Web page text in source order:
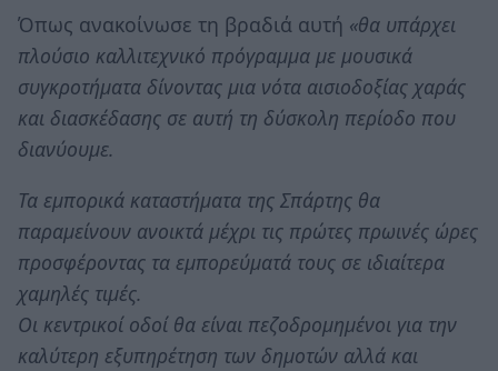
Όπως ανακοίνωσε τη βραδιά αυτή «θα υπάρχει
πλούσιο καλλιτεχνικό πρόγραμμα με μουσικά
συγκροτήματα δίνοντας μια νότα αισιοδοξίας χαράς
και διασκέδασης σε αυτή τη δύσκολη περίοδο που
διανύουμε.
Τα εμπορικά καταστήματα της Σπάρτης θα
παραμείνουν ανοικτά μέχρι τις πρώτες πρωινές ώρες
προσφέροντας τα εμπορεύματά τους σε ιδιαίτερα
χαμηλές τιμές.
Οι κεντρικοί οδοί θα είναι πεζοδρομημένοι για την
καλύτερη εξυπηρέτηση των δημοτών αλλά και